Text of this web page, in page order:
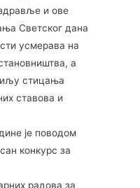
и ове
Светског дана
усмерава на
а
стицања
ставова и
је поводом
конкурс за
радова за